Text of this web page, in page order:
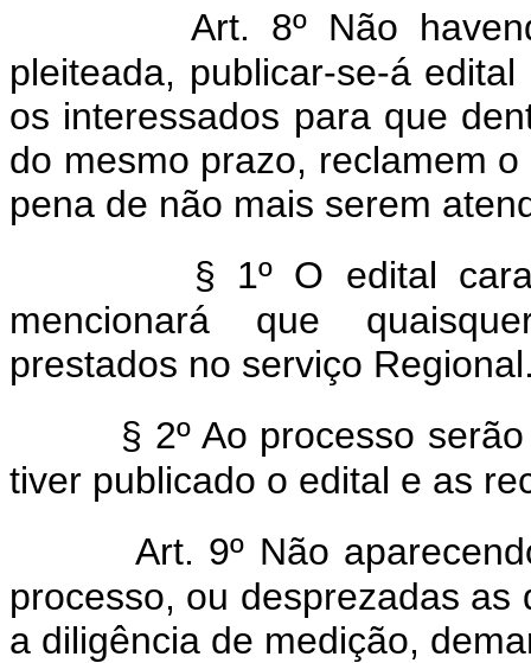
Art. 8º Não
pleiteada, publicar-se-á
os interessados para que
do mesmo prazo, reclamem
pena de não mais serem
§ 1º O edital
mencionará que
prestados no serviço
§ 2º Ao processo
tiver publicado o edital e as
Art. 9º Não
processo, ou desprezadas
a diligência de medição,